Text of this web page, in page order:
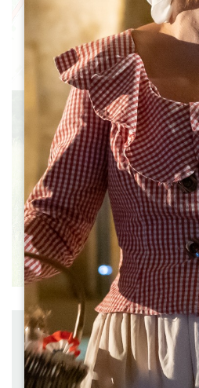
Distancia : 9.9 km
Salida : SAINT-SULPICE-DE-
A pie
Duración: 2h
1
2
3